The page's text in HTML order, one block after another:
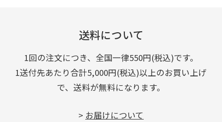
送料について
1回の注文につき、全国一律550円(税込)です。
1送付先あたり合計5,000円(税込)以上のお買い上げ
で、送料が無料になります。
> お届けについて